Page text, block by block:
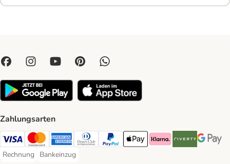
Zahlungsarten
Visa Payment Method
Mastercard Payment Method
American Express Payment Method
Diners Club Payment Method
PayPal Payment Method
Apple Pay Payment Method
Klarna Payment Method
Riverty Payment
Google
Rechnung
Rechnung Payment Method
Bankeinzug
Bankeinzug Payment Method